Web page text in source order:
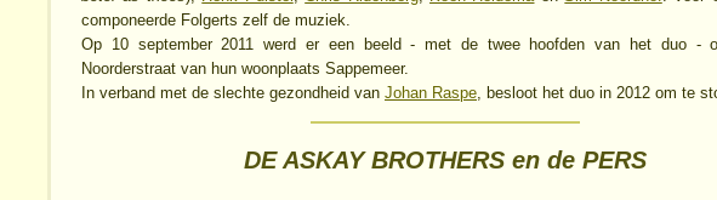
componeerde Folgerts zelf de muziek.
Op 10 september 2011 werd er een beeld - met de twee hoofden van het duo -
Noorderstraat van hun woonplaats Sappemeer.
In verband met de slechte gezondheid van Johan Raspe , besloot het duo in 2012 om te
DE ASKAY BROTHERS en de PERS